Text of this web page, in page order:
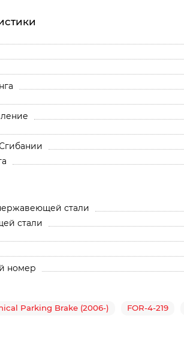
стали
стали
номер
Parking Brake (2006-) FOR-4-219